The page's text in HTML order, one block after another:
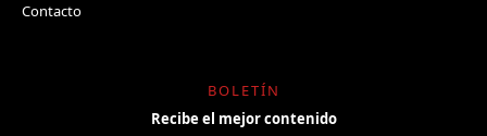
Contacto
BOLETÍN
Recibe el mejor contenido